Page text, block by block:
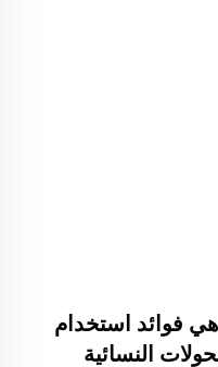
فوائد استخدام
النسائية